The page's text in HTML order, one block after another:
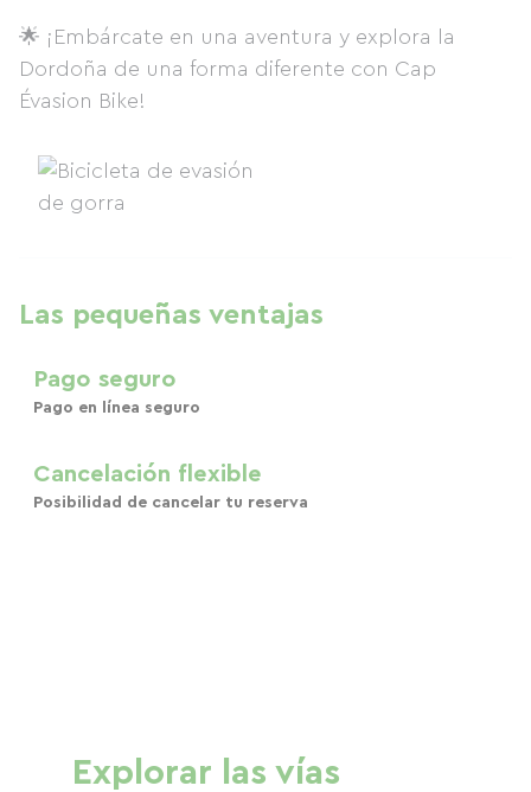
🌟 ¡Embárcate en una aventura y explora la
Dordoña de una forma diferente con Cap
Évasion Bike!
Las pequeñas ventajas
Pago seguro
Pago en línea seguro
Cancelación flexible
Posibilidad de cancelar tu reserva
Explorar las vías